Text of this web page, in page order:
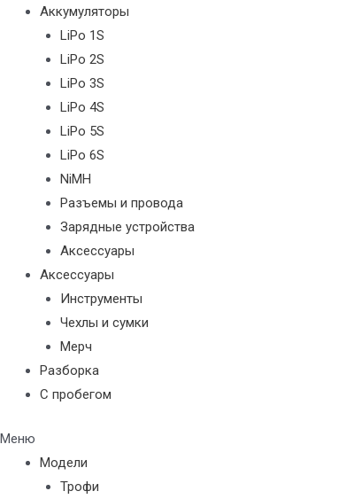
Аккумуляторы
LiPo 1S
LiPo 2S
LiPo 3S
LiPo 4S
LiPo 5S
LiPo 6S
NiMH
Разъемы и провода
Зарядные устройства
Аксессуары
Аксессуары
Инструменты
Чехлы и сумки
Мерч
Разборка
С пробегом
Меню
Модели
Трофи